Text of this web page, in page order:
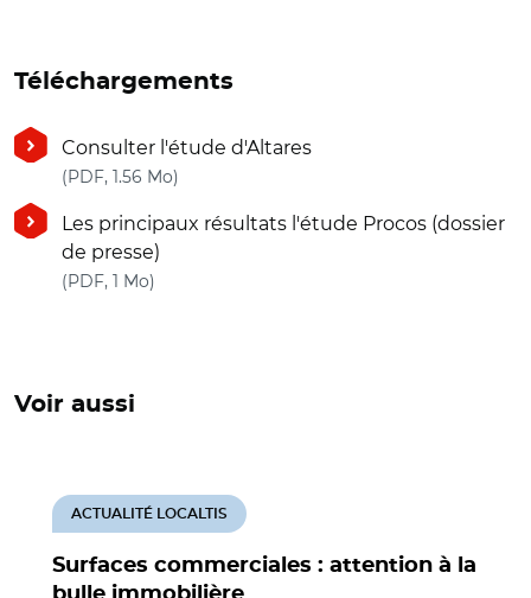
Téléchargements
Consulter l'étude d'Altares
(PDF, 1.56 Mo)
Les principaux résultats l'étude Procos (dossier
de presse)
(PDF, 1 Mo)
Voir aussi
Surfaces commerciales : attention à la
ACTUALITÉ LOCALTIS